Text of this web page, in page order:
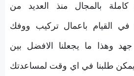
بالمجال منذ العديد من
القيام باعمال تركيب ووفك
وهذا ما يجعلنا الافضل بين
يمكن طلبنا في اي وقت لمساعدتك